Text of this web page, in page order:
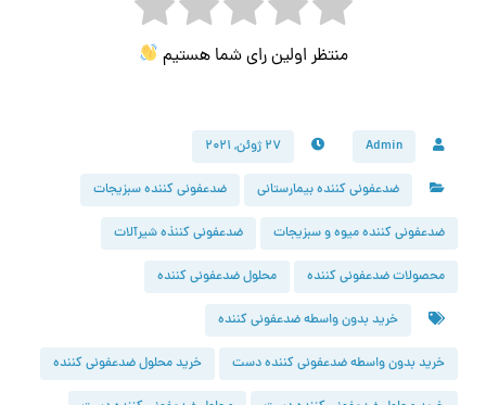
منتظر اولین رای شما هستیم
Admin ۲۷ ژوئن, ۲۰۲۱
ضدعفونی کننده بیمارستانی ضدعفونی کننده سبزیجات
ضدعفونی کننده میوه و سبزیجات ضدعفونی کننذه شیرآلات
محصولات ضدعفونی کننده محلول ضدعفونی کننده
خرید بدون واسطه ضدعفونی کننده
خرید بدون واسطه ضدعفونی کننده دست خرید محلول ضدعفونی کننده